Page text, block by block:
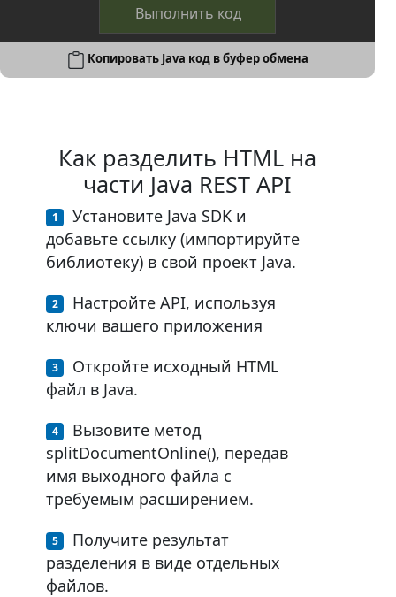
Выполнить код
Копировать Java код в буфер обмена
Как разделить HTML на
части Java REST API
Установите Java SDK и
добавьте ссылку (импортируйте
библиотеку) в свой проект Java.
Настройте API, используя
ключи вашего приложения
Откройте исходный HTML
файл в Java.
Вызовите метод
splitDocumentOnline(), передав
имя выходного файла с
требуемым расширением.
Получите результат
разделения в виде отдельных
файлов.